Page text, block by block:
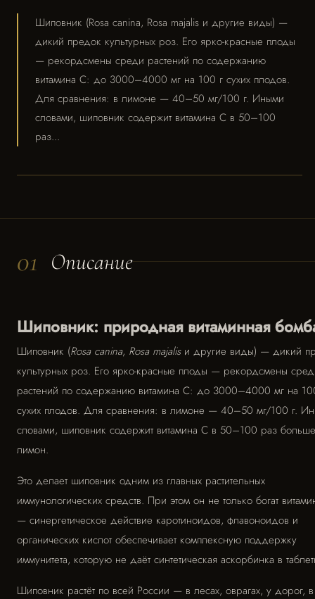
Шиповник (Rosa canina, Rosa majalis и другие виды) —
дикий предок культурных роз. Его ярко-красные плоды
— рекордсмены среди растений по содержанию
витамина C: до 3000–4000 мг на 100 г сухих плодов.
Для сравнения: в лимоне — 40–50 мг/100 г. Иными
словами, шиповник содержит витамина C в 50–100
раз...
01 Описание
Шиповник: природная витаминная
Шиповник (Rosa canina, Rosa majalisи другие виды) — дикий
культурных роз. Его ярко-красные плоды — рекордсмены
растений по содержанию витамина C: до 3000–4000 мг на
сухих плодов. Для сравнения: в лимоне — 40–50 мг/100 г.
словами, шиповник содержит витамина C в 50–100 раз
лимон.
Это делает шиповник одним из главных растительных
иммунологических средств. При этом он не только богат
— синергетическое действие каротиноидов, флавоноидов и
органических кислот обеспечивает комплексную поддержку
иммунитета, которую не даёт синтетическая аскорбинка в
Шиповник растёт по всей России — в лесах, оврагах, у дорог, в